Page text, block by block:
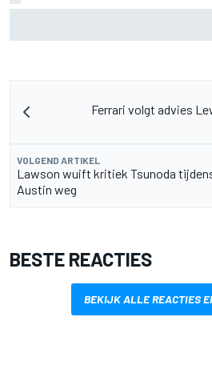
Ferrari volgt advies
VOLGEND ARTIKEL
Lawson wuift kritiek Tsunoda
Austin weg
BESTE REACTIES
BEKIJK ALLE REACTIES